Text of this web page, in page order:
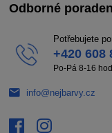
Odborné
Potřebujete
+420 608
Po-Pá 8-16
info@nejbarvy.cz